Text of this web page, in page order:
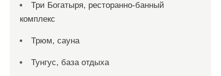
Три Богатыря, ресторанно-банный
комплекс
Трюм, сауна
Тунгус, база отдыха